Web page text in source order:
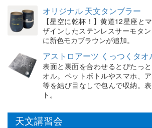
オリジナル 天文タンブラー
【星空に乾杯！】黄道12星座と
ザインしたステンレスサーモタ
に新色モカブラウンが追加。
アストロアーツ くっつくタオ
表面と裏面を合わせるとぴたっ
オル。ペットボトルやスマホ、
等を結び目なしで包んで収納。
ト。
天文講習会